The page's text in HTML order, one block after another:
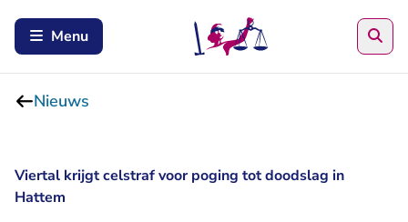
Menu
Nieuws
Viertal krijgt celstraf voor poging tot doodslag in
Hattem